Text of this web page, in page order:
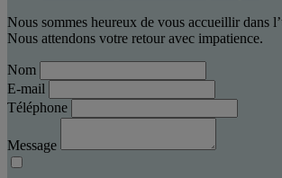
Nous sommes heureux de vous accueillir dans
Nous attendons votre retour avec impatience.
Nom
E-mail
Téléphone
Message